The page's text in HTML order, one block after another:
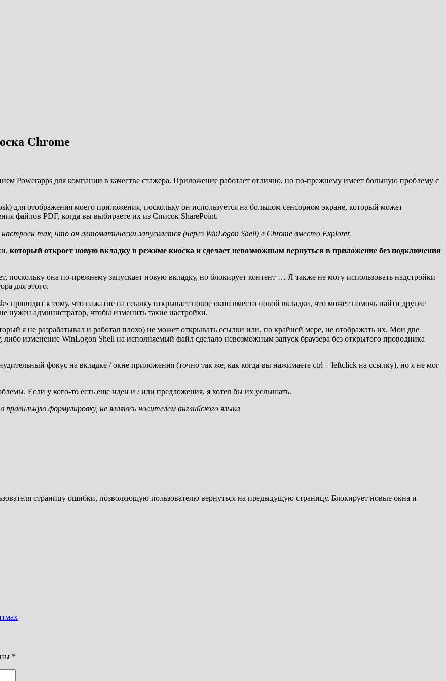
Chrome
Powerapps для компании в качестве стажера. Приложение работает отлично, но по-прежнему имеет большую проблему с
для отображения моего приложения, поскольку он используется на большом сенсорном экране, который может
файлов PDF, когда вы выбираете их из Список SharePoint.
так, что он автоматически запускается (через WinLogon Shell) в Chrome вместо Explorer.
который откроет новую вкладку в режиме киоска и сделает невозможным вернуться в приложение без подключения
поскольку она по-прежнему запускает новую вкладку, но блокирует контент … Я также не могу использовать надстройки
для этого.
к тому, что нажатие на ссылку открывает новое окно вместо новой вкладки, что может помочь найти другие
нужен администратор, чтобы изменить такие настройки.
я не разрабатывал и работал плохо) не может открывать ссылки или, по крайней мере, не отображать их. Мои две
либо изменение WinLogon Shell на исполняемый файл сделало невозможным запуск браузера без открытого проводника
фокус на вкладке / окне приложения (точно так же, как когда вы нажимаете ctrl + leftclick на ссылку), но я не мог
Если у кого-то есть еще идеи и / или предложения, я хотел бы их услышать.
формулировку, не являюсь носителем английского языка
страницу ошибки, позволяющую пользователю вернуться на предыдущую страницу. Блокирует новые окна и
*